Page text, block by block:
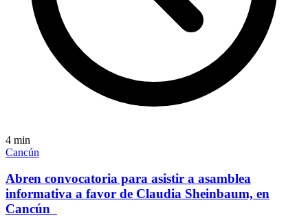
4 min
Cancún
Abren convocatoria para asistir a asamblea
informativa a favor de Claudia Sheinbaum, en
Cancún